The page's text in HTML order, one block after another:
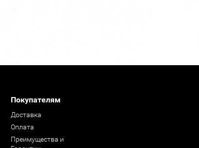
Покупателям
Доставка
Оплата
Преимущества и